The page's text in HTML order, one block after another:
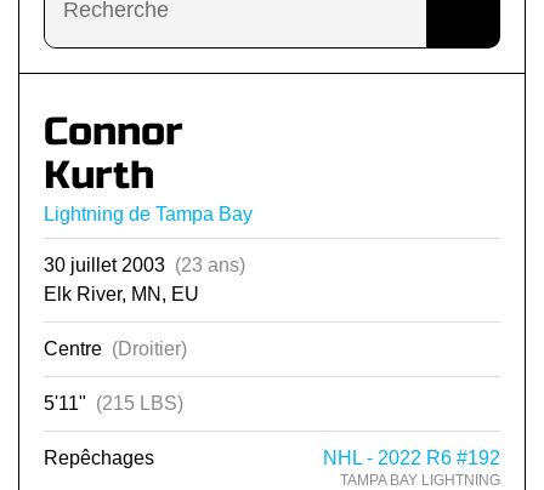
Connor
Kurth
Lightning de Tampa Bay
30 juillet 2003 (23 ans)
Elk River, MN, EU
Centre (Droitier)
5'11" (215 LBS)
Repêchages NHL - 2022 R6 #192
TAMPA BAY LIGHTNING